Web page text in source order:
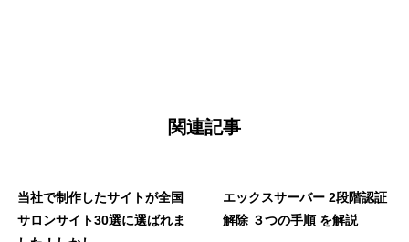
関連記事
当社で制作したサイトが全国
サロンサイト30選に選ばれま
エックスサーバー 2段階認証
解除 ３つの手順 を解説
インスタグラム広告 広告セットの特徴と設定項目と
は
インスタグラム広告文の特徴と設定項目とは